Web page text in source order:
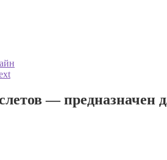
— предназначен